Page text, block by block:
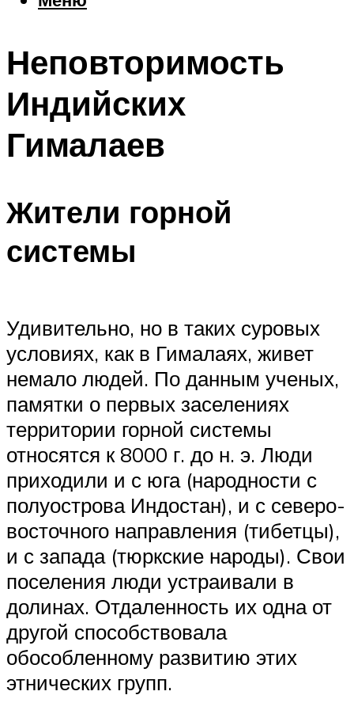
Шоппинг
Что посетить
Меню
Неповторимость
Индийских
Гималаев
Жители горной
системы
Удивительно, но в таких суровых
условиях, как в Гималаях, живет
немало людей. По данным ученых,
памятки о первых заселениях
территории горной системы
относятся к 8000 г. до н. э. Люди
приходили и с юга (народности с
полуострова Индостан), и с северо-
восточного направления (тибетцы),
и с запада (тюркские народы). Свои
поселения люди устраивали в
долинах. Отдаленность их одна от
другой способствовала
обособленному развитию этих
этнических групп.